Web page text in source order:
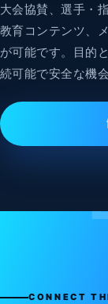
大会協賛、選手・
教育コンテンツ、
が可能です。目的
続可能で安全な機
CONNECT